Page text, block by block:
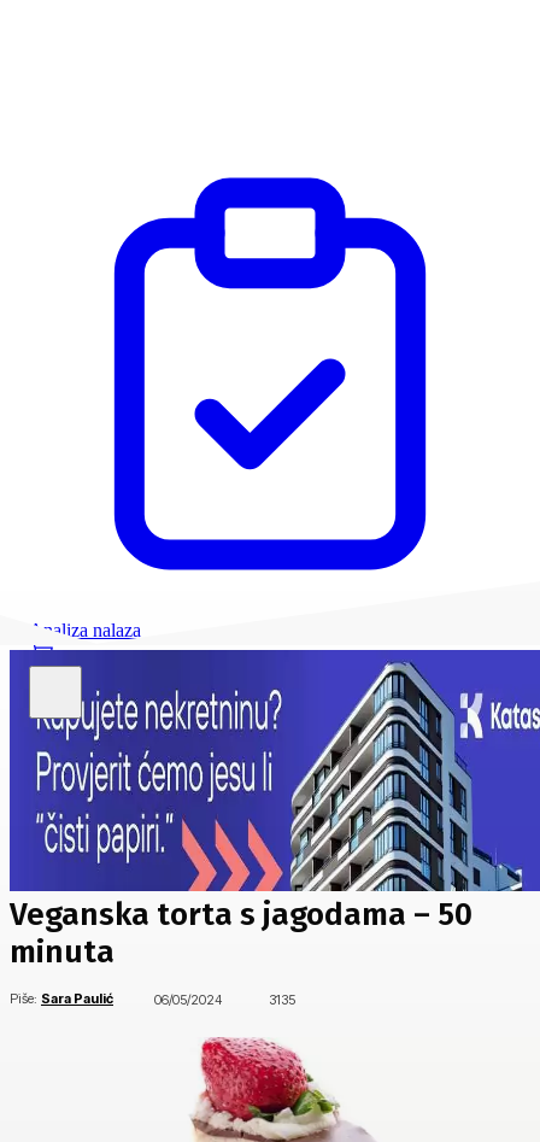
Analiza nalaza
Veganska torta s jagodama – 50
minuta
Piše: Sara Paulić 06/05/2024 3135